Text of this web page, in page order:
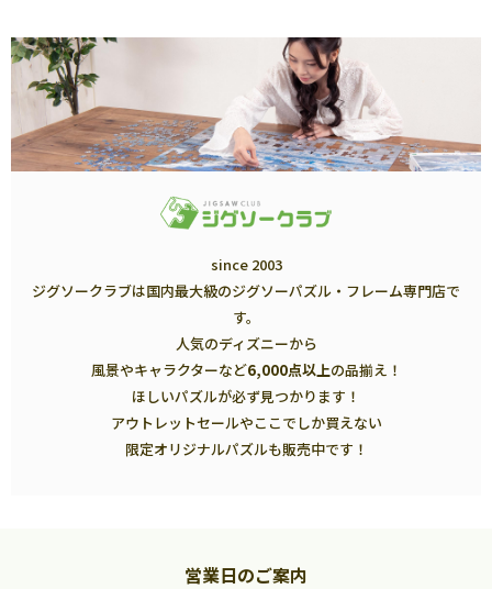
since 2003
ジグソークラブは国内最大級のジグソーパズル・フレーム専門店で
す。
人気のディズニーから
風景やキャラクターなど6,000点以上の品揃え！
ほしいパズルが必ず見つかります！
アウトレットセールやここでしか買えない
限定オリジナルパズルも販売中です！
営業日のご案内